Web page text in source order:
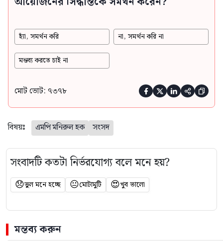
হ্যাঁ, সমর্থন করি না, সমর্থন করি না
মন্তব্য করতে চাই না
মোট ভোট: ৭৩৭৮     
বিষয়ঃ এমপি মনিরুল হক সংসদ
সংবাদটি কতটা নির্ভরযোগ্য বলে মনে হয়?
😞ভুল মনে হচ্ছে 😐মোটামুটি 😍খুব ভালো
মন্তব্য করুন